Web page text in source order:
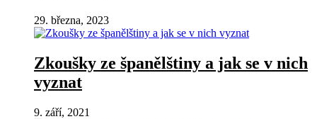
29. března, 2023
Zkoušky ze španělštiny a jak se v nich
vyznat
9. září, 2021